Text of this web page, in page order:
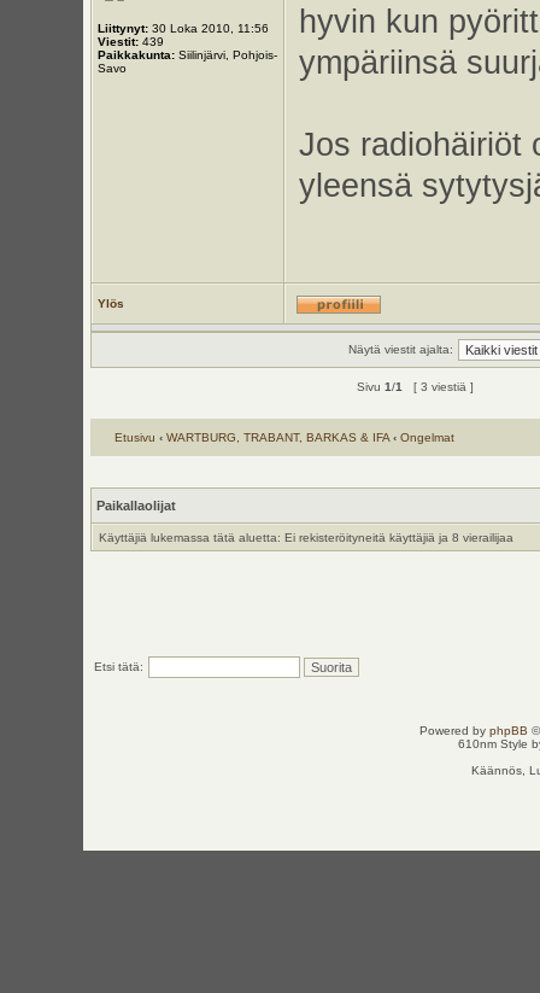
Liittynyt:30 Loka 2010, 11:56
Viestit:439
Paikkakunta:Siilinjärvi, Pohjois-
Savo
hyvin kun
ympäriinsä
Jos radiohäiriöt
yleensä
Ylös
Näytä viestit ajalta:
Sivu 1/1 [ 3 viestiä ]
Etusivu ‹ WARTBURG, TRABANT, BARKAS & IFA ‹ Ongelmat
Paikallaolijat
Käyttäjiä lukemassa tätä aluetta: Ei rekisteröityneitä käyttäjiä ja 8 vierailijaa
Etsi tätä:
Powered by phpBB
610nm Style
Käännös,